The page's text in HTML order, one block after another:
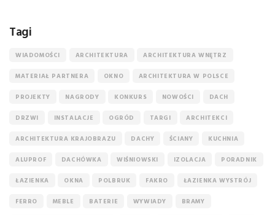
Tagi
WIADOMOŚCI ARCHITEKTURA ARCHITEKTURA WNĘTRZ
MATERIAŁ PARTNERA OKNO ARCHITEKTURA W POLSCE
PROJEKTY NAGRODY KONKURS NOWOŚCI DACH
DRZWI INSTALACJE OGRÓD TARGI ARCHITEKCI
ARCHITEKTURA KRAJOBRAZU DACHY ŚCIANY KUCHNIA
ALUPROF DACHÓWKA WIŚNIOWSKI IZOLACJA PORADNIK
ŁAZIENKA OKNA POLBRUK FAKRO ŁAZIENKA WYSTRÓJ
FERRO MEBLE BATERIE WYWIADY BRAMY